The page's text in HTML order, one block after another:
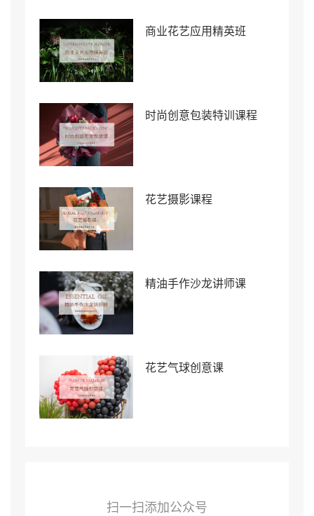
商业花艺应用精英班
时尚创意包装特训课程
花艺摄影课程
精油手作沙龙讲师课
花艺气球创意课
扫一扫添加公众号